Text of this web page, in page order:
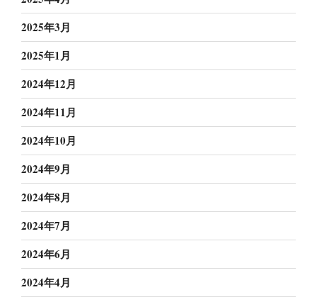
2025年3月
2025年1月
2024年12月
2024年11月
2024年10月
2024年9月
2024年8月
2024年7月
2024年6月
2024年4月